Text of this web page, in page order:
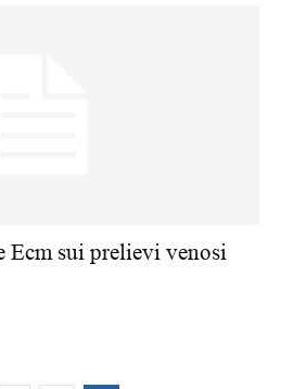
Ecm sui prelievi venosi